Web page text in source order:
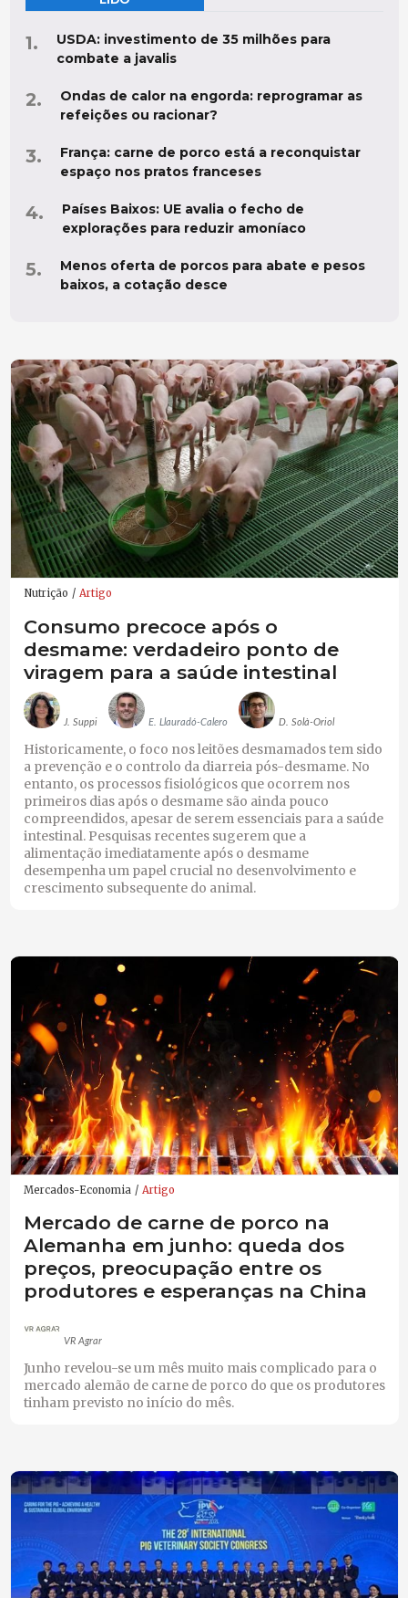
USDA: investimento de 35 milhões para
combate a javalis
Ondas de calor na engorda: reprogramar as
refeições ou racionar?
França: carne de porco está a reconquistar
espaço nos pratos franceses
Países Baixos: UE avalia o fecho de
explorações para reduzir amoníaco
Menos oferta de porcos para abate e pesos
baixos, a cotação desce
Nutrição Artigo
Consumo precoce após o
desmame: verdadeiro ponto de
viragem para a saúde intestinal
J. Suppi E. Llauradó-Calero D. Solà-Oriol
Historicamente, o foco nos leitões desmamados tem sido
a prevenção e o controlo da diarreia pós-desmame. No
entanto, os processos fisiológicos que ocorrem nos
primeiros dias após o desmame são ainda pouco
compreendidos, apesar de serem essenciais para a saúde
intestinal. Pesquisas recentes sugerem que a
alimentação imediatamente após o desmame
desempenha um papel crucial no desenvolvimento e
crescimento subsequente do animal.
Mercados-Economia Artigo
Mercado de carne de porco na
Alemanha em junho: queda dos
preços, preocupação entre os
produtores e esperanças na China
VR Agrar
Junho revelou-se um mês muito mais complicado para o
mercado alemão de carne de porco do que os produtores
tinham previsto no início do mês.